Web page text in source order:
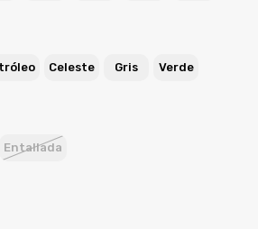
Celeste Gris Verde
Entallada